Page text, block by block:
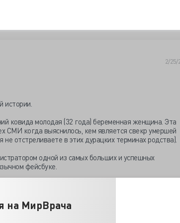
на МирВрача
2/25/
истории.
ковида молодая (32 года) беременная женщина. Эта
СМИ когда выяснилось, кем является свекр умершей
не отстреливаете в этих дурацких терминах родства).
одной из самых больших и успешных
фейсбуке.
umershej-ot-covid-19-beremennoj-izrailtyanki-
придумал все эти термины?) настолько потрясла
свернул свою антивакцинаторскую деятельность: